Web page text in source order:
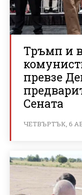
Тръмп и
превзе
Сената
ЧЕТВЪРТЪК, 6